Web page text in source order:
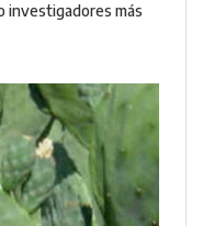
investigadores más